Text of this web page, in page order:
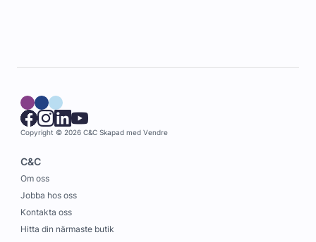
Copyright © 2026 C&C Skapad med Vendre
C&C
Om oss
Jobba hos oss
Kontakta oss
Hitta din närmaste butik